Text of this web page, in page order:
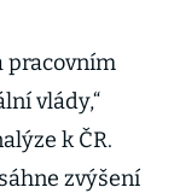
pracovním
vlády,“
k ČR.
zvýšení